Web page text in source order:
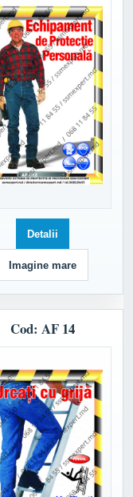
Detalii
Imagine mare
Cod: AF 14